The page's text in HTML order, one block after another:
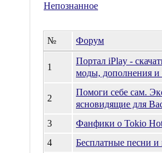
Непознанное
№ Форум
1
Портал iPlay -
моды, дополнения
2
Помоги себе сам.
ясновидящие для
3
Фанфики о Tokio
4
Бесплатные песни